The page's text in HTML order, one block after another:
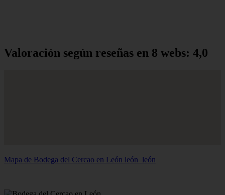
Valoración según reseñas en 8 webs: 4,0
Mapa de Bodega del Cercao en León león_león